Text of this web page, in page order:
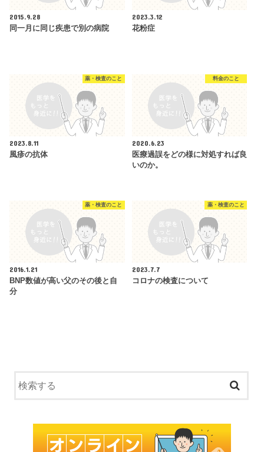
2015.9.28
同一月に同じ疾患で別の病院
2023.3.12
花粉症
薬・検査のこと
2023.8.11
風疹の抗体
料金のこと
2020.6.23
医療過誤をどの様に対処すれば良
いのか。
薬・検査のこと
2016.1.21
BNP数値が高い父のその後と自
分
薬・検査のこと
2023.7.7
コロナの検査について